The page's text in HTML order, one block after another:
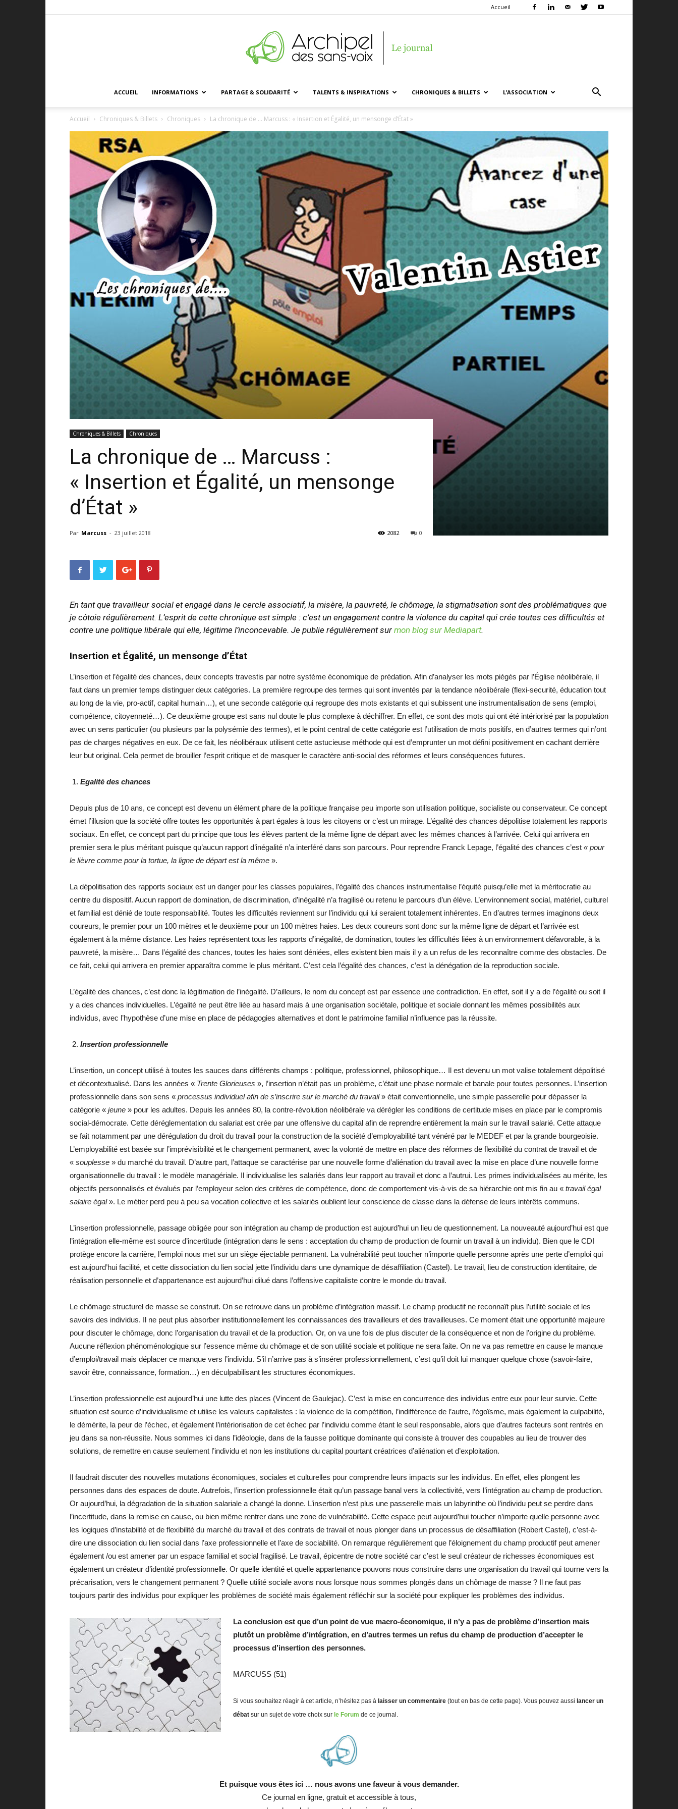
Accueil
des
voix
ACCUEIL INFORMATIONS PARTAGE & SOLIDARITÉ TALENTS & INSPIRATIONS CHRONIQUES & BILLETS L’ASSOCIATION
Accueil Chroniques & Billets Chroniques La chronique de … Marcuss : « Insertion et Égalité, un mensonge d’État »
Chroniques & Billets Chroniques
La chronique de … Marcuss :
« Insertion et Égalité, un mensonge
d’État »
Par Marcuss - 23 juillet 2018 0
2082
En tant que travailleur social et engagé dans le cercle associatif, la misère, la pauvreté, le chômage, la stigmatisation sont des problématiques que
je côtoie régulièrement. L’esprit de cette chronique est simple : c’est un engagement contre la violence du capital qui crée toutes ces difficultés et
contre une politique libérale qui elle, légitime l’inconcevable. Je publie régulièrement sur mon blog sur Mediapart.
Insertion et Égalité, un mensonge d’État
L’insertion et l’égalité des chances, deux concepts travestis par notre système économique de prédation. Afin d’analyser les mots piégés par l’Église néolibérale, il
faut dans un premier temps distinguer deux catégories. La première regroupe des termes qui sont inventés par la tendance néolibérale (flexi-securité, éducation tout
au long de la vie, pro-actif, capital humain…), et une seconde catégorie qui regroupe des mots existants et qui subissent une instrumentalisation de sens (emploi,
compétence, citoyenneté…). Ce deuxième groupe est sans nul doute le plus complexe à déchiffrer. En effet, ce sont des mots qui ont été intériorisé par la population
avec un sens particulier (ou plusieurs par la polysémie des termes), et le point central de cette catégorie est l’utilisation de mots positifs, en d’autres termes qui n’ont
pas de charges négatives en eux. De ce fait, les néolibéraux utilisent cette astucieuse méthode qui est d’emprunter un mot défini positivement en cachant derrière
leur but original. Cela permet de brouiller l’esprit critique et de masquer le caractère anti-social des réformes et leurs conséquences futures.
Egalité des chances
Depuis plus de 10 ans, ce concept est devenu un élément phare de la politique française peu importe son utilisation politique, socialiste ou conservateur. Ce concept
émet l’illusion que la société offre toutes les opportunités à part égales à tous les citoyens or c’est un mirage. L’égalité des chances dépolitise totalement les rapports
sociaux. En effet, ce concept part du principe que tous les élèves partent de la même ligne de départ avec les mêmes chances à l’arrivée. Celui qui arrivera en
premier sera le plus méritant puisque qu’aucun rapport d’inégalité n’a interféré dans son parcours. Pour reprendre Franck Lepage, l’égalité des chances c’est « pour
le lièvre comme pour la tortue, la ligne de départ est la même ».
La dépolitisation des rapports sociaux est un danger pour les classes populaires, l’égalité des chances instrumentalise l’équité puisqu’elle met la méritocratie au
centre du dispositif. Aucun rapport de domination, de discrimination, d’inégalité n’a fragilisé ou retenu le parcours d’un élève. L’environnement social, matériel, culturel
et familial est dénié de toute responsabilité. Toutes les difficultés reviennent sur l’individu qui lui seraient totalement inhérentes. En d’autres termes imaginons deux
coureurs, le premier pour un 100 mètres et le deuxième pour un 100 mètres haies. Les deux coureurs sont donc sur la même ligne de départ et l’arrivée est
également à la même distance. Les haies représentent tous les rapports d’inégalité, de domination, toutes les difficultés liées à un environnement défavorable, à la
pauvreté, la misère… Dans l’égalité des chances, toutes les haies sont déniées, elles existent bien mais il y a un refus de les reconnaître comme des obstacles. De
ce fait, celui qui arrivera en premier apparaîtra comme le plus méritant. C’est cela l’égalité des chances, c’est la dénégation de la reproduction sociale.
L’égalité des chances, c’est donc la légitimation de l’inégalité. D’ailleurs, le nom du concept est par essence une contradiction. En effet, soit il y a de l’égalité ou soit il
y a des chances individuelles. L’égalité ne peut être liée au hasard mais à une organisation sociétale, politique et sociale donnant les mêmes possibilités aux
individus, avec l’hypothèse d’une mise en place de pédagogies alternatives et dont le patrimoine familial n’influence pas la réussite.
Insertion professionnelle
L’insertion, un concept utilisé à toutes les sauces dans différents champs : politique, professionnel, philosophique… Il est devenu un mot valise totalement dépolitisé
et décontextualisé. Dans les années « Trente Glorieuses », l’insertion n’était pas un problème, c’était une phase normale et banale pour toutes personnes. L’insertion
professionnelle dans son sens « processus individuel afin de s’inscrire sur le marché du travail» était conventionnelle, une simple passerelle pour dépasser la
catégorie « jeune » pour les adultes. Depuis les années 80, la contre-révolution néolibérale va dérégler les conditions de certitude mises en place par le compromis
social-démocrate. Cette déréglementation du salariat est crée par une offensive du capital afin de reprendre entièrement la main sur le travail salarié. Cette attaque
se fait notamment par une dérégulation du droit du travail pour la construction de la société d’employabilité tant vénéré par le MEDEF et par la grande bourgeoisie.
L’employabilité est basée sur l’imprévisibilité et le changement permanent, avec la volonté de mettre en place des réformes de flexibilité du contrat de travail et de
« souplesse » du marché du travail. D’autre part, l’attaque se caractérise par une nouvelle forme d’aliénation du travail avec la mise en place d’une nouvelle forme
organisationnelle du travail : le modèle managériale. Il individualise les salariés dans leur rapport au travail et donc a l’autrui. Les primes individualisées au mérite, les
objectifs personnalisés et évalués par l’employeur selon des critères de compétence, donc de comportement vis-à-vis de sa hiérarchie ont mis fin au « travail égal
salaire égal». Le métier perd peu à peu sa vocation collective et les salariés oublient leur conscience de classe dans la défense de leurs intérêts communs.
L’insertion professionnelle, passage obligée pour son intégration au champ de production est aujourd’hui un lieu de questionnement. La nouveauté aujourd’hui est que
l’intégration elle-même est source d’incertitude (intégration dans le sens : acceptation du champ de production de fournir un travail à un individu). Bien que le CDI
protège encore la carrière, l’emploi nous met sur un siège éjectable permanent. La vulnérabilité peut toucher n’importe quelle personne après une perte d’emploi qui
est aujourd’hui facilité, et cette dissociation du lien social jette l’individu dans une dynamique de désaffiliation (Castel). Le travail, lieu de construction identitaire, de
réalisation personnelle et d’appartenance est aujourd’hui dilué dans l’offensive capitaliste contre le monde du travail.
Le chômage structurel de masse se construit. On se retrouve dans un problème d’intégration massif. Le champ productif ne reconnaît plus l’utilité sociale et les
savoirs des individus. Il ne peut plus absorber institutionnellement les connaissances des travailleurs et des travailleuses. Ce moment était une opportunité majeure
pour discuter le chômage, donc l’organisation du travail et de la production. Or, on va une fois de plus discuter de la conséquence et non de l’origine du problème.
Aucune réflexion phénoménologique sur l’essence même du chômage et de son utilité sociale et politique ne sera faite. On ne va pas remettre en cause le manque
d’emploi/travail mais déplacer ce manque vers l’individu. S’il n’arrive pas à s’insérer professionnellement, c’est qu’il doit lui manquer quelque chose (savoir-faire,
savoir être, connaissance, formation…) en déculpabilisant les structures économiques.
L’insertion professionnelle est aujourd’hui une lutte des places (Vincent de Gaulejac). C’est la mise en concurrence des individus entre eux pour leur survie. Cette
situation est source d’individualisme et utilise les valeurs capitalistes : la violence de la compétition, l’indifférence de l’autre, l’égoïsme, mais également la culpabilité,
le démérite, la peur de l’échec, et également l’intériorisation de cet échec par l’individu comme étant le seul responsable, alors que d’autres facteurs sont rentrés en
jeu dans sa non-réussite. Nous sommes ici dans l’idéologie, dans de la fausse politique dominante qui consiste à trouver des coupables au lieu de trouver des
solutions, de remettre en cause seulement l’individu et non les institutions du capital pourtant créatrices d’aliénation et d’exploitation.
Il faudrait discuter des nouvelles mutations économiques, sociales et culturelles pour comprendre leurs impacts sur les individus. En effet, elles plongent les
personnes dans des espaces de doute. Autrefois, l’insertion professionnelle était qu’un passage banal vers la collectivité, vers l’intégration au champ de production.
Or aujourd’hui, la dégradation de la situation salariale a changé la donne. L’insertion n’est plus une passerelle mais un labyrinthe où l’individu peut se perdre dans
l’incertitude, dans la remise en cause, ou bien même rentrer dans une zone de vulnérabilité. Cette espace peut aujourd’hui toucher n’importe quelle personne avec
les logiques d’instabilité et de flexibilité du marché du travail et des contrats de travail et nous plonger dans un processus de désaffiliation (Robert Castel), c’est-à-
dire une dissociation du lien social dans l’axe professionnelle et l’axe de sociabilité. On remarque régulièrement que l’éloignement du champ productif peut amener
également /ou est amener par un espace familial et social fragilisé. Le travail, épicentre de notre société car c’est le seul créateur de richesses économiques est
également un créateur d’identité professionnelle. Or quelle identité et quelle appartenance pouvons nous construire dans une organisation du travail qui tourne vers la
précarisation, vers le changement permanent ? Quelle utilité sociale avons nous lorsque nous sommes plongés dans un chômage de masse ? Il ne faut pas
toujours partir des individus pour expliquer les problèmes de société mais également réfléchir sur la société pour expliquer les problèmes des individus.
La conclusion est que d’un point de vue macro-économique, il n’y a pas de problème d’insertion mais
plutôt un problème d’intégration, en d’autres termes un refus du champ de production d’accepter le
processus d’insertion des personnes.
MARCUSS (51)
Si vous souhaitez réagir à cet article, n’hésitez pas à laisser un commentaire (tout en bas de cette page). Vous pouvez aussi lancer un
débat sur un sujet de votre choix sur le Forum de ce journal.
Et puisque vous êtes ici … nous avons une faveur à vous demander.
Ce journal en ligne, gratuit et accessible à tous,